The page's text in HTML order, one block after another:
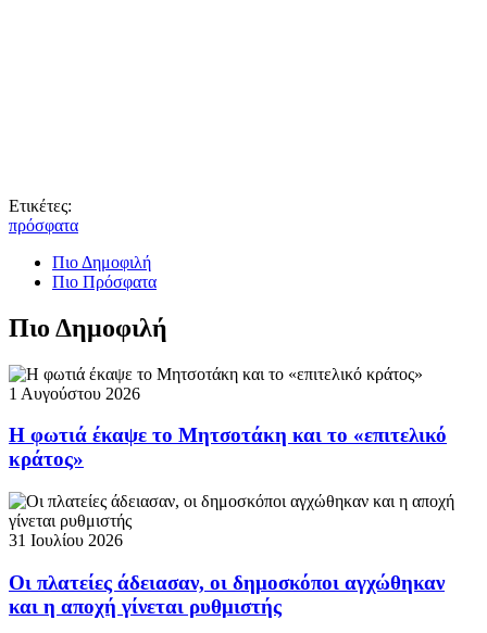
Ετικέτες:
πρόσφατα
Πιο Δημοφιλή
Πιο Πρόσφατα
Πιο Δημοφιλή
1 Αυγούστου 2026
Η φωτιά έκαψε το Μητσοτάκη και το «επιτελικό
κράτος»
31 Ιουλίου 2026
Οι πλατείες άδειασαν, οι δημοσκόποι αγχώθηκαν
και η αποχή γίνεται ρυθμιστής